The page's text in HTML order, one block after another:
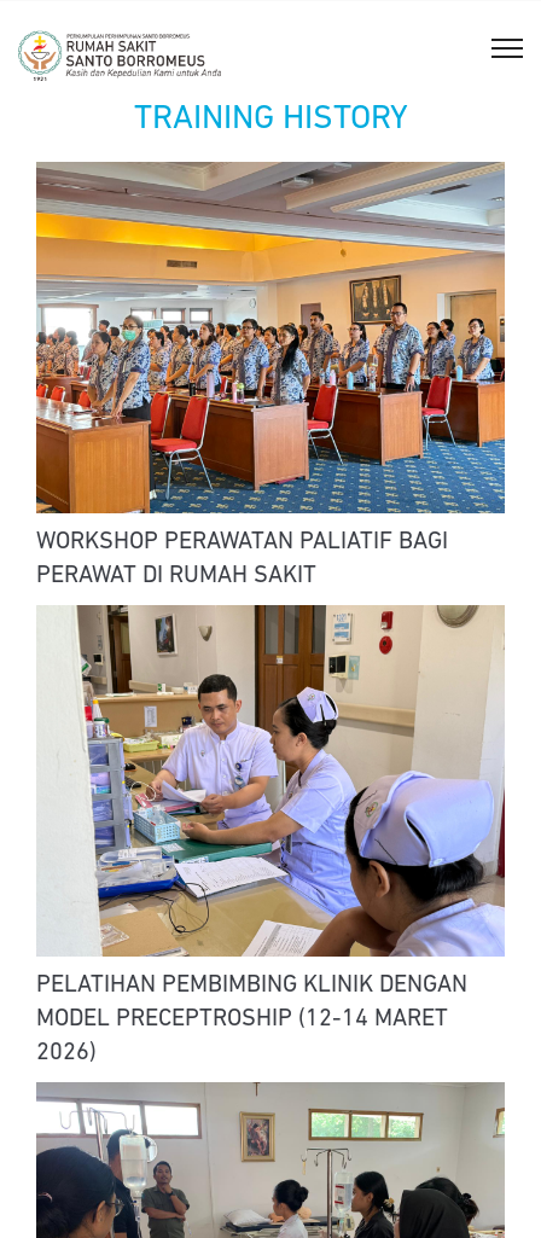
TRAINING HISTORY
WORKSHOP PERAWATAN PALIATIF BAGI
PERAWAT DI RUMAH SAKIT
PELATIHAN PEMBIMBING KLINIK DENGAN
MODEL PRECEPTROSHIP (12-14 MARET
2026)